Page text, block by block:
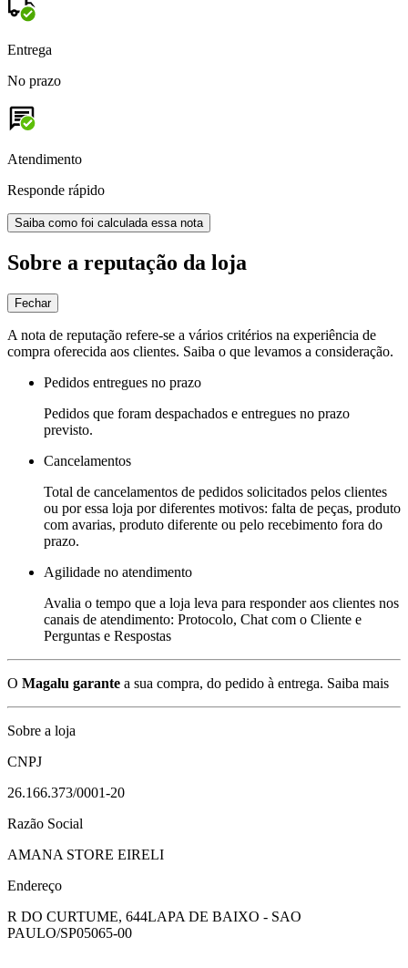
Entrega
No prazo
Atendimento
Responde rápido
Saiba como foi calculada essa nota
Sobre a reputação da loja
Fechar
A nota de reputação refere-se a vários critérios na experiência de
compra oferecida aos clientes. Saiba o que levamos a consideração.
Pedidos entregues no prazo
Pedidos que foram despachados e entregues no prazo
previsto.
Cancelamentos
Total de cancelamentos de pedidos solicitados pelos clientes
ou por essa loja por diferentes motivos: falta de peças, produto
com avarias, produto diferente ou pelo recebimento fora do
prazo.
Agilidade no atendimento
Avalia o tempo que a loja leva para responder aos clientes nos
canais de atendimento: Protocolo, Chat com o Cliente e
Perguntas e Respostas
O Magalu garante a sua compra, do pedido à entrega. Saiba mais
Sobre a loja
CNPJ
26.166.373/0001-20
Razão Social
AMANA STORE EIRELI
Endereço
R DO CURTUME, 644LAPA DE BAIXO - SAO
PAULO/SP05065-00